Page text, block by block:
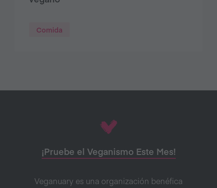
Comida
¡Pruebe el Veganismo Este Mes!
Veganuary es una organización benéfica